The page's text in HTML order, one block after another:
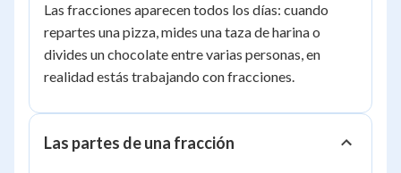
Las fracciones aparecen todos los días: cuando
repartes una pizza, mides una taza de harina o
divides un chocolate entre varias personas, en
realidad estás trabajando con fracciones.
Las partes de una fracción